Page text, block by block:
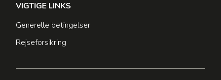
VIGTIGE LINKS
Generelle betingelser
Rejseforsikring